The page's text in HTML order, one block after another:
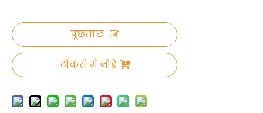
पूछताछ
टोकरी में जोड़ें